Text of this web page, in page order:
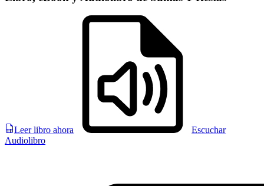
Leer libro ahora
Escuchar
Audiolibro